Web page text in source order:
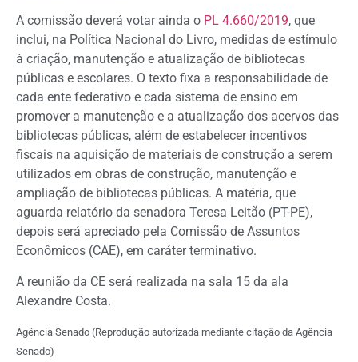
A comissão deverá votar ainda o PL 4.660/2019, que
inclui, na Política Nacional do Livro, medidas de estímulo
à criação, manutenção e atualização de bibliotecas
públicas e escolares. O texto fixa a responsabilidade de
cada ente federativo e cada sistema de ensino em
promover a manutenção e a atualização dos acervos das
bibliotecas públicas, além de estabelecer incentivos
fiscais na aquisição de materiais de construção a serem
utilizados em obras de construção, manutenção e
ampliação de bibliotecas públicas. A matéria, que
aguarda relatório da senadora Teresa Leitão (PT-PE),
depois será apreciado pela Comissão de Assuntos
Econômicos (CAE), em caráter terminativo.
A reunião da CE será realizada na sala 15 da ala
Alexandre Costa.
Agência Senado (Reprodução autorizada mediante citação da Agência
Senado)